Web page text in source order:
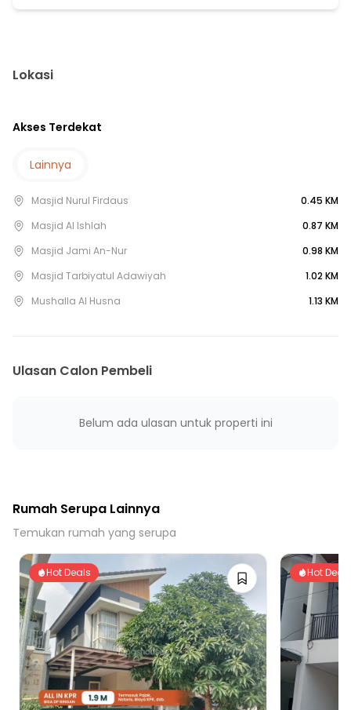
17 menit ke Stasiun Go intan stasiun bekasi
13 menit ke Terminal Bayangan Taruna Jaya
15 menit ke Terminal Bus DAMRI Pasar Modern
Lokasi
Akses Terdekat
Lainnya
Masjid Nurul Firdaus
0.45 KM
Masjid Al Ishlah
0.87 KM
Masjid Jami An-Nur
0.98 KM
Masjid Tarbiyatul Adawiyah
1.02 KM
Mushalla Al Husna
1.13 KM
Ulasan Calon Pembeli
Belum ada ulasan untuk properti ini
Rumah Serupa Lainnya
Temukan rumah yang serupa
Hot Deals Hot Deals